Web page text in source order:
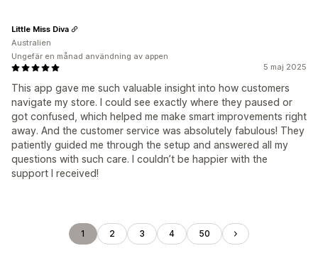
5 maj 2025
This app gave me such valuable insight into how customers
navigate my store. I could see exactly where they paused or
got confused, which helped me make smart improvements right
away. And the customer service was absolutely fabulous! They
patiently guided me through the setup and answered all my
questions with such care. I couldn’t be happier with the
support I received!
Little Miss Diva
Australien
Ungefär en månad användning av appen
1 2 3 4 50